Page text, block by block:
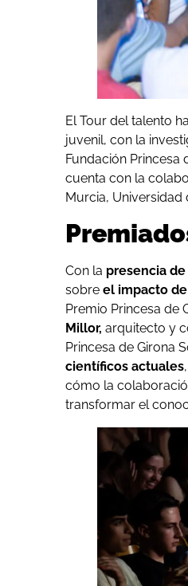
El Tour del talento
juvenil, con la
Fundación
cuenta con la
Murcia, Universidad
Con la presencia de
sobre el impacto
Premio Princesa de
Millor, arquitecto y
Princesa de Girona
científicos actuales
cómo la
transformar el